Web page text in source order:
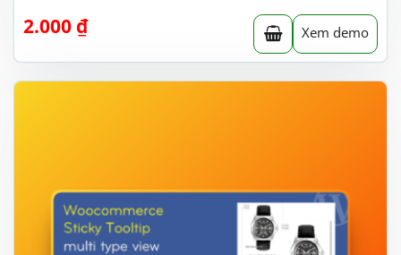
2.000 ₫ Xem demo